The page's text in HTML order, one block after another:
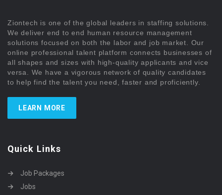
Ziontech is one of the global leaders in staffing solutions.
We deliver end to end human resource management
solutions focused on both the labor and job market. Our
online professional talent platform connects businesses of
all shapes and sizes with high-quality applicants and vice
versa. We have a vigorous network of quality candidates
to help find the talent you need, faster and proficiently.
LEARN MORE
Quick Links
Job Packages
Jobs